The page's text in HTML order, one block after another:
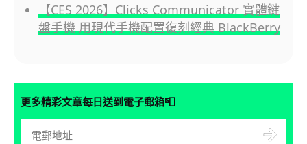
【CES 2026】Clicks Communicator 實體鍵
盤手機 用現代手機配置復刻經典 BlackBerry
更多精彩文章每日送到電子郵箱📮